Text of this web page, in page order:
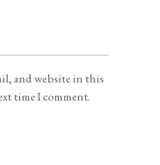
and website in this
time I comment.